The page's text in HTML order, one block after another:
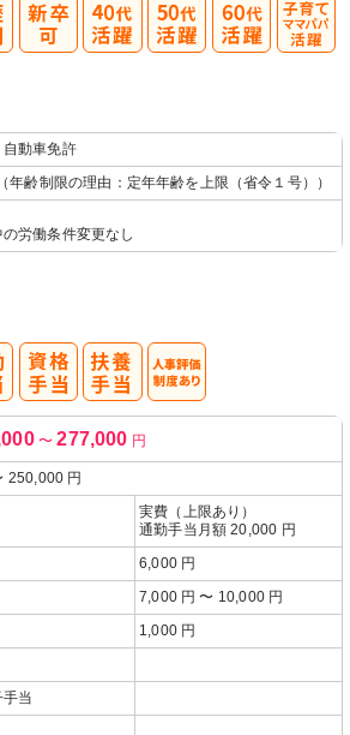
動車免許
年齢制限の理由：定年年齢を上限（省令１号））
労働条件変更なし
〜 277,000 円
250,000 円
実費（上限あり）
通勤手当月額 20,000 円
6,000 円
7,000 円 〜 10,000 円
1,000 円
当